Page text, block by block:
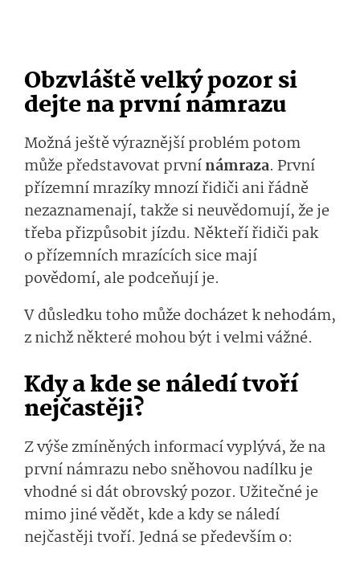
Obzvláště velký pozor si
dejte na první námrazu
Možná ještě výraznější problém potom
může představovat prvnínámraza. První
přízemní mrazíky mnozí řidiči ani řádně
nezaznamenají, takže si neuvědomují, že je
třeba přizpůsobit jízdu. Někteří řidiči pak
o přízemních mrazících sice mají
povědomí, ale podceňují je.
V důsledku toho může docházet k nehodám,
z nichž některé mohou být i velmi vážné.
Kdy a kde se náledí tvoří
nejčastěji?
Z výše zmíněných informací vyplývá, že na
první námrazu nebo sněhovou nadílku je
vhodné si dát obrovský pozor. Užitečné je
mimo jiné vědět, kde a kdy se náledí
nejčastěji tvoří. Jedná se především o: